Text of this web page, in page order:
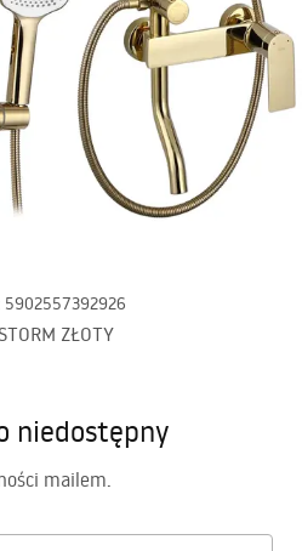
5902557392926
ZŁOTY
niedostępny
mailem.